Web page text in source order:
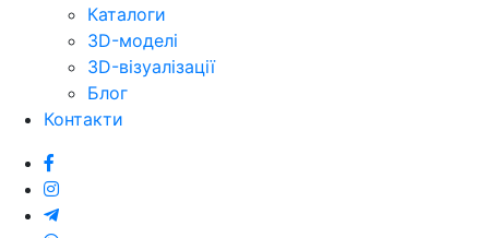
Каталоги
3D-моделі
3D-візуалізації
Блог
Контакти